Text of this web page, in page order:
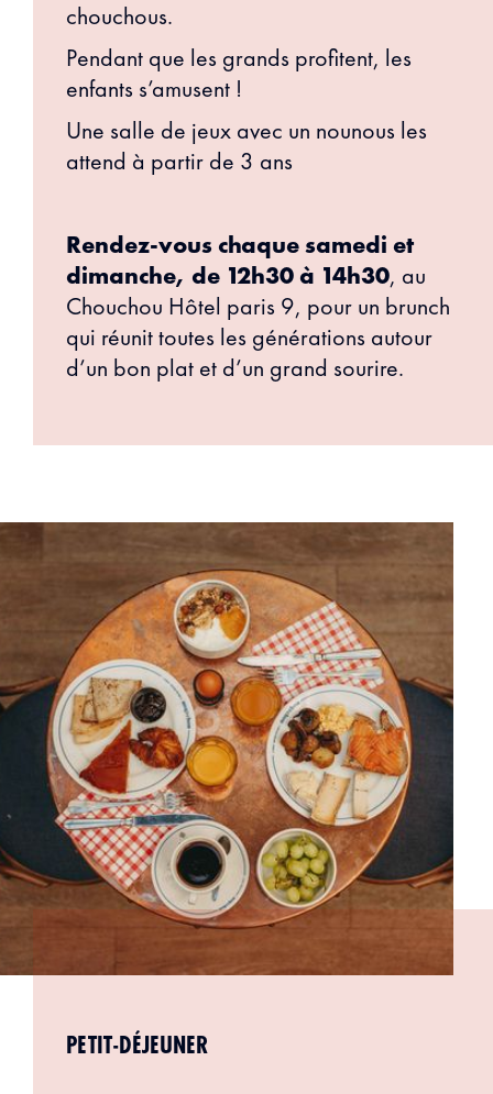
chouchous.
Pendant que les grands profitent, les
enfants s’amusent !
Une salle de jeux avec un nounous les
attend à partir de 3 ans
Rendez-vous chaque samedi et
dimanche, de 12h30 à 14h30, au
Chouchou Hôtel paris 9, pour un brunch
qui réunit toutes les générations autour
d’un bon plat et d’un grand sourire.
PETIT-DÉJEUNER